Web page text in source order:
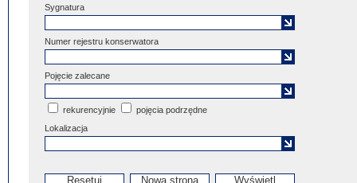
Sygnatura
Numer rejestru konserwatora
Pojęcie zalecane
rekurencyjnie
pojęcia podrzędne
Lokalizacja